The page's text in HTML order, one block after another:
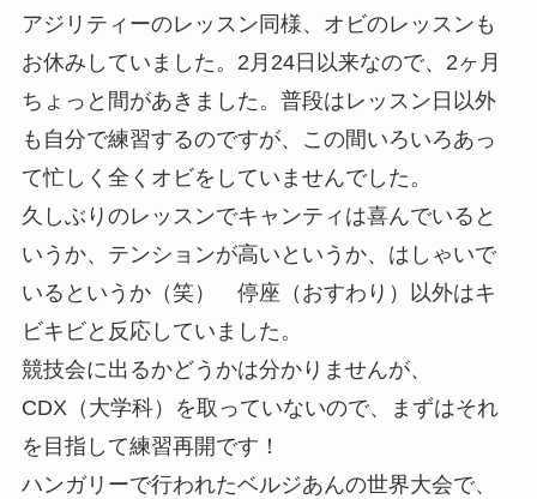
アジリティーのレッスン同様、オビのレッスンも
お休みしていました。2月24日以来なので、2ヶ月
ちょっと間があきました。普段はレッスン日以外
も自分で練習するのですが、この間いろいろあっ
て忙しく全くオビをしていませんでした。
久しぶりのレッスンでキャンティは喜んでいると
いうか、テンションが高いというか、はしゃいで
いるというか（笑） 停座（おすわり）以外はキ
ビキビと反応していました。
競技会に出るかどうかは分かりませんが、
CDX（大学科）を取っていないので、まずはそれ
を目指して練習再開です！
ハンガリーで行われたベルジあんの世界大会で、